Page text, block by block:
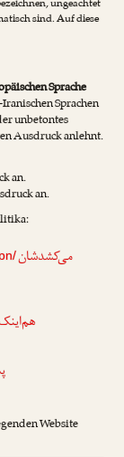
ungeachtet
sind. Auf diese
Sprache
Sprachen
unbetontes
Ausdruck anlehnt.
an.
an.
می‌کشدشان
هم‌اینک
Website